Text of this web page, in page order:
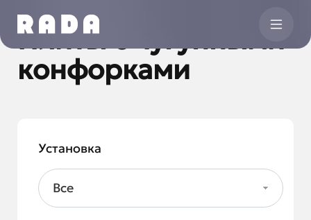
Плиты с чугунными
конфорками
Установка
Все